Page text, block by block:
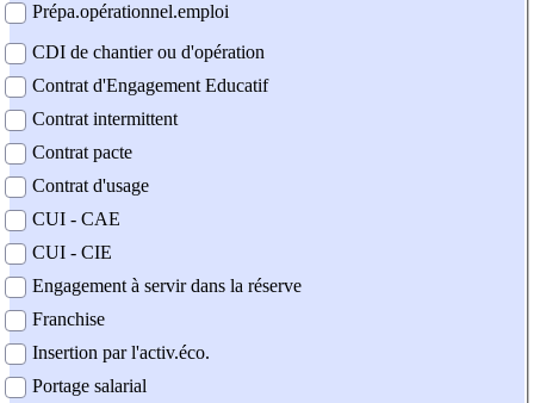
Prépa.opérationnel.emploi
CDI de chantier ou d'opération
Contrat d'Engagement Educatif
Contrat intermittent
Contrat pacte
Contrat d'usage
CUI - CAE
CUI - CIE
Engagement à servir dans la réserve
Franchise
Insertion par l'activ.éco.
Portage salarial